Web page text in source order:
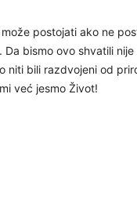
postojati ako ne
Da bismo ovo shvatili
niti bili razdvojeni od
već jesmo Život!